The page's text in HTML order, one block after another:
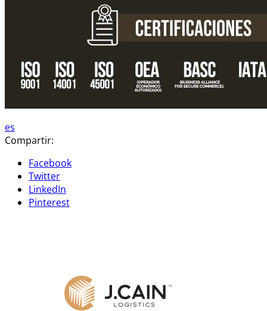
es
Compartir:
Facebook
Twitter
LinkedIn
Pinterest